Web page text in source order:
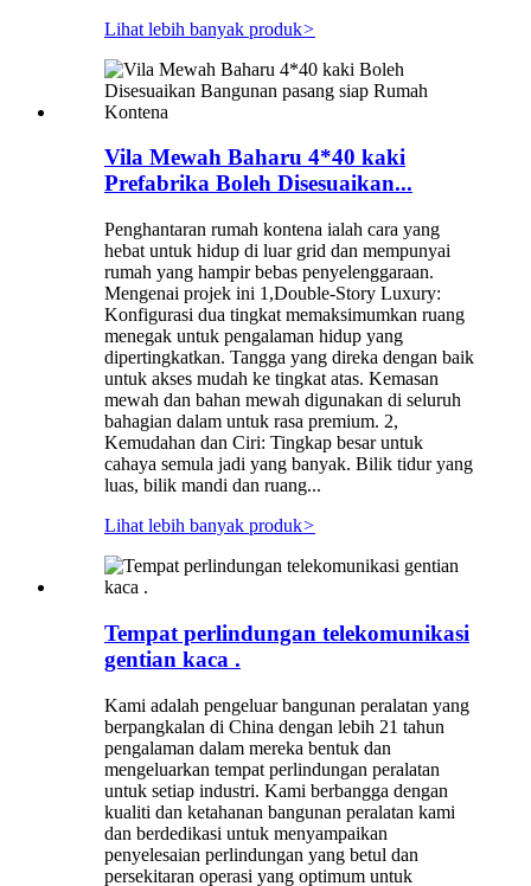
Lihat lebih banyak produk>
Vila Mewah Baharu 4*40 kaki
Prefabrika Boleh Disesuaikan...
Penghantaran rumah kontena ialah cara yang
hebat untuk hidup di luar grid dan mempunyai
rumah yang hampir bebas penyelenggaraan.
Mengenai projek ini 1,Double-Story Luxury:
Konfigurasi dua tingkat memaksimumkan ruang
menegak untuk pengalaman hidup yang
dipertingkatkan. Tangga yang direka dengan baik
untuk akses mudah ke tingkat atas. Kemasan
mewah dan bahan mewah digunakan di seluruh
bahagian dalam untuk rasa premium. 2,
Kemudahan dan Ciri: Tingkap besar untuk
cahaya semula jadi yang banyak. Bilik tidur yang
luas, bilik mandi dan ruang...
Lihat lebih banyak produk>
Tempat perlindungan telekomunikasi
gentian kaca .
Kami adalah pengeluar bangunan peralatan yang
berpangkalan di China dengan lebih 21 tahun
pengalaman dalam mereka bentuk dan
mengeluarkan tempat perlindungan peralatan
untuk setiap industri. Kami berbangga dengan
kualiti dan ketahanan bangunan peralatan kami
dan berdedikasi untuk menyampaikan
penyelesaian perlindungan yang betul dan
persekitaran operasi yang optimum untuk